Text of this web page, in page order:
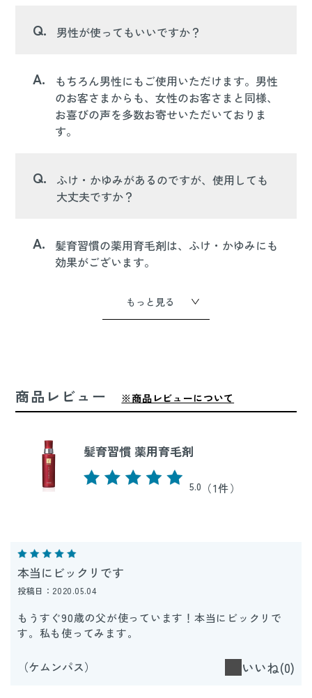
Q. 男性が使ってもいいですか？
A.
もちろん男性にもご使用いただけます。男性
のお客さまからも、女性のお客さまと同様、
お喜びの声を多数お寄せいただいておりま
す。
Q.
ふけ・かゆみがあるのですが、使用しても
大丈夫ですか？
A.
髪育習慣の薬用育毛剤は、ふけ・かゆみにも
効果がございます。
もっと見る
商品レビュー ※商品レビューについて
髪育習慣 薬用育毛剤
5.0 （1件）
本当にビックリです
投稿日：2020.05.04
もうすぐ90歳の父が使っています！本当にビックリで
す。私も使ってみます。
（ケムンパス） いいね(0)